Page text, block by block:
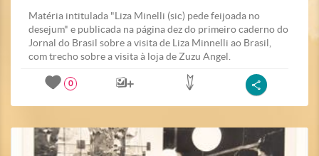
Matéria intitulada "Liza Minelli (sic) pede feijoada no
desejum" e publicada na página dez do primeiro caderno do
Jornal do Brasil sobre a visita de Liza Minnelli ao Brasil,
com trecho sobre a visita à loja de Zuzu Angel.
0